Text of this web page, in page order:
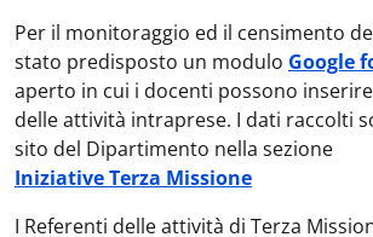
Per il monitoraggio ed il censimento
stato predisposto un modulo Google
aperto in cui i docenti possono
delle attività intraprese. I dati raccolti
sito del Dipartimento nella sezione
Iniziative Terza Missione
I Referenti delle attività di Terza